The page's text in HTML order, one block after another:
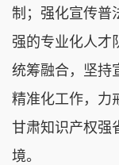
制；强化宣传普
强的专业化人才
统筹融合，坚持
精准化工作，力
甘肃知识产权强
境。